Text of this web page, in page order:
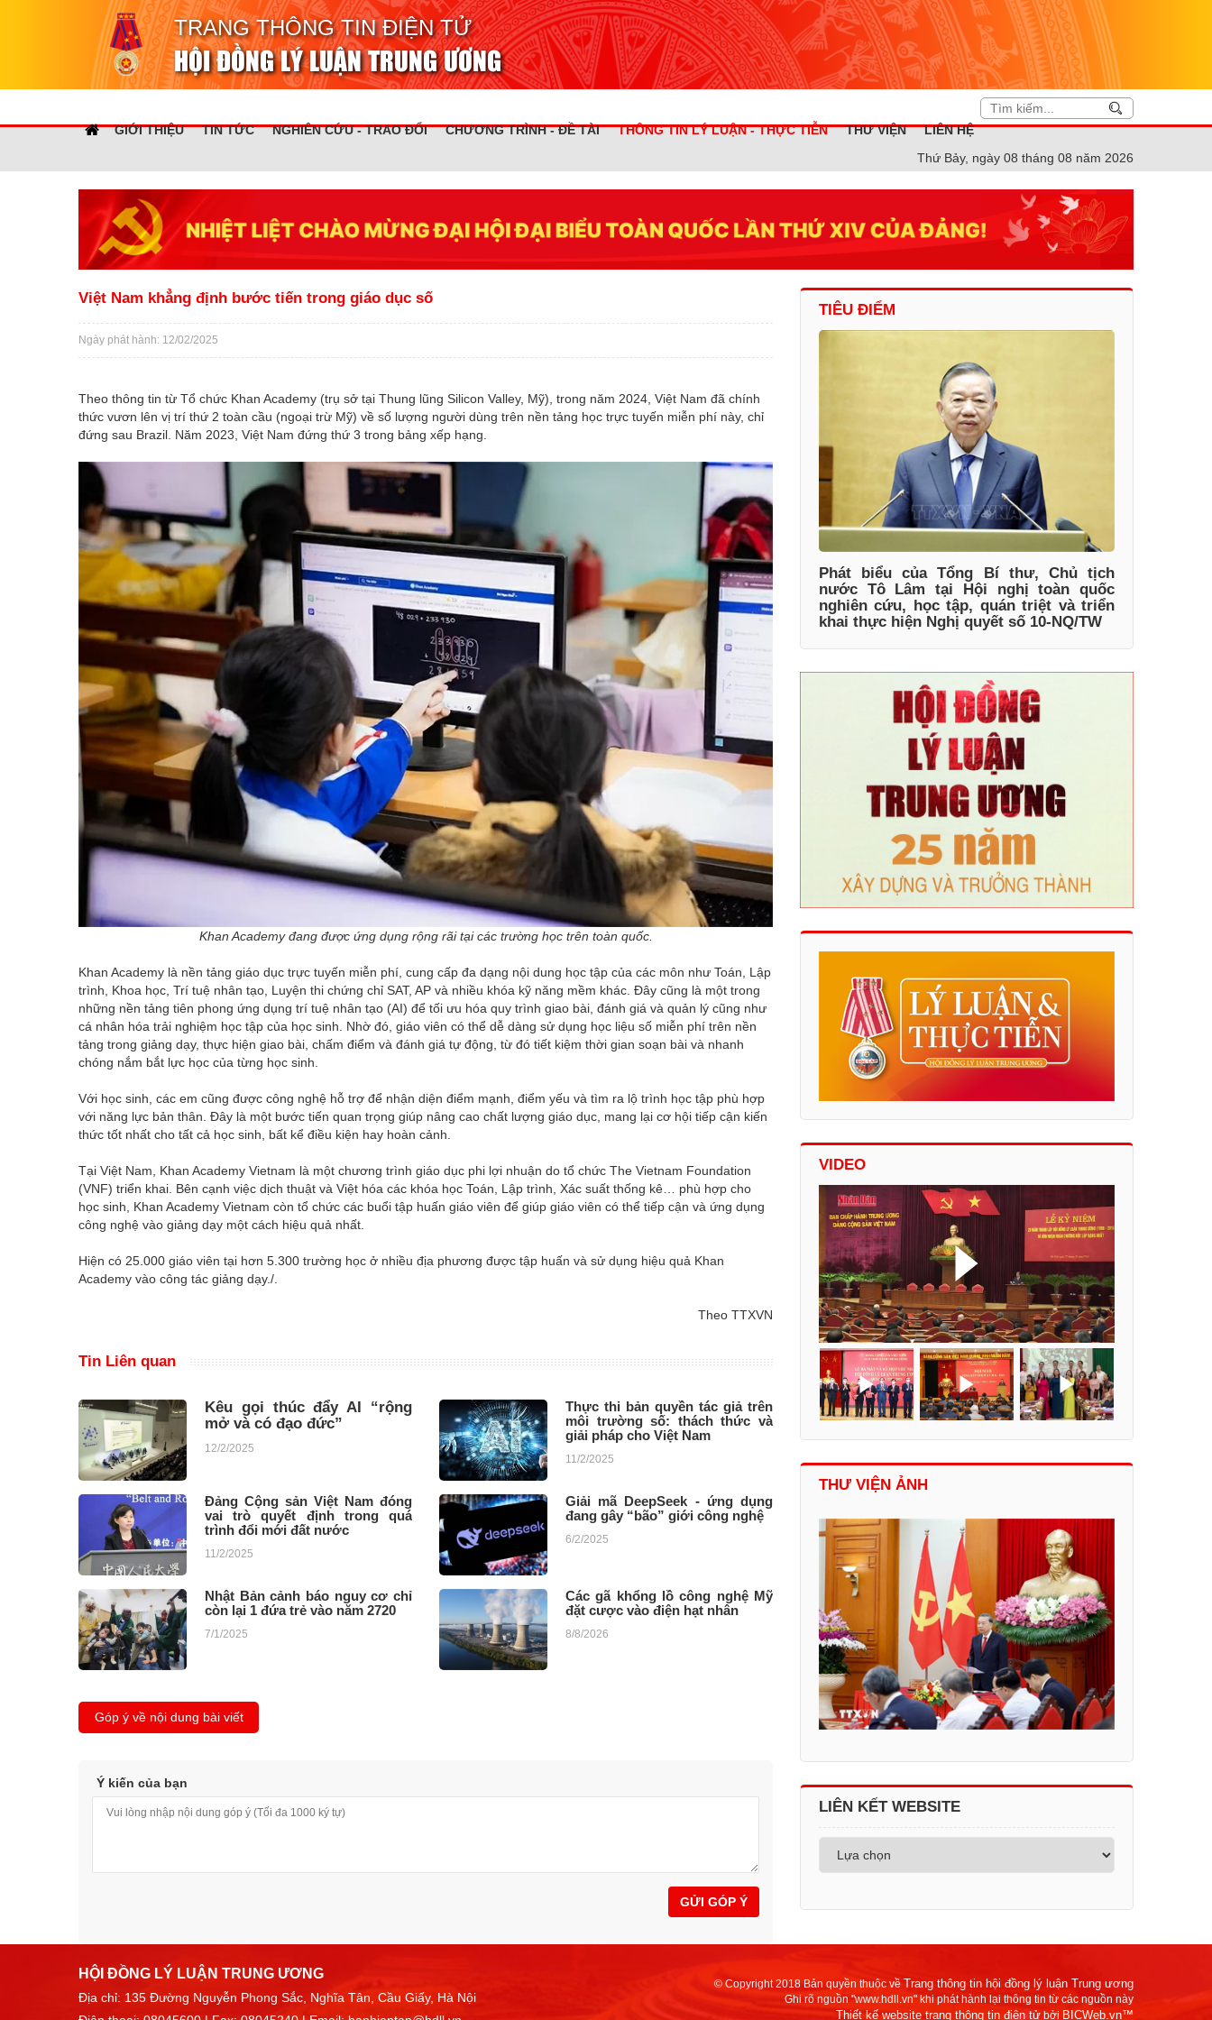
TRANG THÔNG TIN ĐIỆN TỬ
HỘI ĐỒNG LÝ LUẬN TRUNG ƯƠNG
GIỚI THIỆU TIN TỨC NGHIÊN CỨU - TRAO ĐỔI CHƯƠNG TRÌNH - ĐỀ TÀI THÔNG TIN LÝ LUẬN - THỰC TIỄN THƯ VIỆN
LIÊN HỆ
Thứ Bảy, ngày 08 tháng 08 năm 2026
Việt Nam khẳng định bước tiến trong giáo dục số
Ngày phát hành: 12/02/2025
Theo thông tin từ Tổ chức Khan Academy (trụ sở tại Thung lũng Silicon Valley, Mỹ), trong năm 2024, Việt Nam đã chính
thức vươn lên vị trí thứ 2 toàn cầu (ngoại trừ Mỹ) về số lượng người dùng trên nền tảng học trực tuyến miễn phí này, chỉ
đứng sau Brazil. Năm 2023, Việt Nam đứng thứ 3 trong bảng xếp hạng.
Khan Academy đang được ứng dụng rộng rãi tại các trường học trên toàn quốc.
Khan Academy là nền tảng giáo dục trực tuyến miễn phí, cung cấp đa dạng nội dung học tập của các môn như Toán, Lập
trình, Khoa học, Trí tuệ nhân tạo, Luyện thi chứng chỉ SAT, AP và nhiều khóa kỹ năng mềm khác. Đây cũng là một trong
những nền tảng tiên phong ứng dụng trí tuệ nhân tạo (AI) để tối ưu hóa quy trình giao bài, đánh giá và quản lý cũng như
cá nhân hóa trải nghiệm học tập của học sinh. Nhờ đó, giáo viên có thể dễ dàng sử dụng học liệu số miễn phí trên nền
tảng trong giảng dạy, thực hiện giao bài, chấm điểm và đánh giá tự động, từ đó tiết kiệm thời gian soạn bài và nhanh
chóng nắm bắt lực học của từng học sinh.
Với học sinh, các em cũng được công nghệ hỗ trợ để nhận diện điểm mạnh, điểm yếu và tìm ra lộ trình học tập phù hợp
với năng lực bản thân. Đây là một bước tiến quan trọng giúp nâng cao chất lượng giáo dục, mang lại cơ hội tiếp cận kiến
thức tốt nhất cho tất cả học sinh, bất kể điều kiện hay hoàn cảnh.
Tại Việt Nam, Khan Academy Vietnam là một chương trình giáo dục phi lợi nhuận do tổ chức The Vietnam Foundation
(VNF) triển khai. Bên cạnh việc dịch thuật và Việt hóa các khóa học Toán, Lập trình, Xác suất thống kê… phù hợp cho
học sinh, Khan Academy Vietnam còn tổ chức các buổi tập huấn giáo viên để giúp giáo viên có thể tiếp cận và ứng dụng
công nghệ vào giảng dạy một cách hiệu quả nhất.
Hiện có 25.000 giáo viên tại hơn 5.300 trường học ở nhiều địa phương được tập huấn và sử dụng hiệu quả Khan
Academy vào công tác giảng dạy./.
Theo TTXVN
Tin Liên quan
Kêu gọi thúc đẩy AI “rộng
mở và có đạo đức”
12/2/2025
Thực thi bản quyền tác giả trên
môi trường số: thách thức và
giải pháp cho Việt Nam
11/2/2025
Đảng Cộng sản Việt Nam đóng
vai trò quyết định trong quá
trình đổi mới đất nước
11/2/2025
Giải mã DeepSeek - ứng dụng
đang gây “bão” giới công nghệ
6/2/2025
Nhật Bản cảnh báo nguy cơ chỉ
còn lại 1 đứa trẻ vào năm 2720
7/1/2025
Các gã khổng lồ công nghệ Mỹ
đặt cược vào điện hạt nhân
8/8/2026
Góp ý về nội dung bài viết
Ý kiến của bạn
GỬI GÓP Ý
TIÊU ĐIỂM
Phát biểu của Tổng Bí thư, Chủ tịch
nước Tô Lâm tại Hội nghị toàn quốc
nghiên cứu, học tập, quán triệt và triển
khai thực hiện Nghị quyết số 10-NQ/TW
VIDEO
THƯ VIỆN ẢNH
LIÊN KẾT WEBSITE
HỘI ĐỒNG LÝ LUẬN TRUNG ƯƠNG
Địa chỉ: 135 Đường Nguyễn Phong Sắc, Nghĩa Tân, Cầu Giấy, Hà Nội
© Copyright 2018 Bản quyền thuộc về Trang thông tin hội đồng lý luận Trung ương
Ghi rõ nguồn "www.hdll.vn" khi phát hành lại thông tin từ các nguồn này
Thiết kế website trang thông tin điện tử bởi BICWeb.vn™